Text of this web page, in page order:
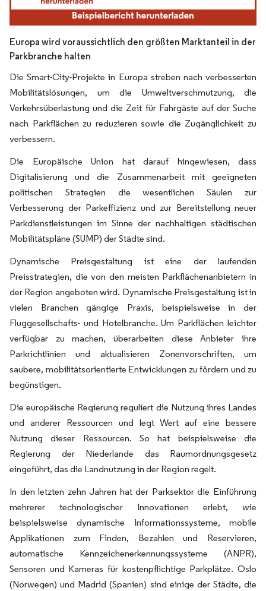
Europa wird voraussichtlich den größten Marktanteil in der
Parkbranche halten
Die Smart-City-Projekte in Europa streben nach verbesserten
Mobilitätslösungen, um die Umweltverschmutzung, die
Verkehrsüberlastung und die Zeit für Fahrgäste auf der Suche
nach Parkflächen zu reduzieren sowie die Zugänglichkeit zu
verbessern.
Die Europäische Union hat darauf hingewiesen, dass
Digitalisierung und die Zusammenarbeit mit geeigneten
politischen Strategien die wesentlichen Säulen zur
Verbesserung der Parkeffizienz und zur Bereitstellung neuer
Parkdienstleistungen im Sinne der nachhaltigen städtischen
Mobilitätspläne (SUMP) der Städte sind.
Dynamische Preisgestaltung ist eine der laufenden
Preisstrategien, die von den meisten Parkflächenanbietern in
der Region angeboten wird. Dynamische Preisgestaltung ist in
vielen Branchen gängige Praxis, beispielsweise in der
Fluggesellschafts- und Hotelbranche. Um Parkflächen leichter
verfügbar zu machen, überarbeiten diese Anbieter ihre
Parkrichtlinien und aktualisieren Zonenvorschriften, um
saubere, mobilitätsorientierte Entwicklungen zu fördern und zu
begünstigen.
Die europäische Regierung reguliert die Nutzung ihres Landes
und anderer Ressourcen und legt Wert auf eine bessere
Nutzung dieser Ressourcen. So hat beispielsweise die
Regierung der Niederlande das Raumordnungsgesetz
eingeführt, das die Landnutzung in der Region regelt.
In den letzten zehn Jahren hat der Parksektor die Einführung
mehrerer technologischer Innovationen erlebt, wie
beispielsweise dynamische Informationssysteme, mobile
Applikationen zum Finden, Bezahlen und Reservieren,
automatische Kennzeichenerkennungssysteme (ANPR),
Sensoren und Kameras für kostenpflichtige Parkplätze. Oslo
(Norwegen) und Madrid (Spanien) sind einige der Städte, die